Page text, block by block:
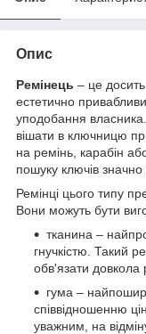
Опис
Ремінець – це
естетично
уподобання
вішати в ключницю
на ремінь, карабін
пошуку ключів значно
Ремінці цього типу
Вони можуть бути
тканина –
гнучкістю. Такий
обв'язати довкола
гума –
співвідношенню
уважним, на